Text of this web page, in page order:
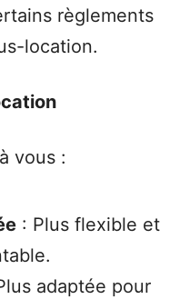
règlements
location.
vous :
: Plus flexible et
adaptée pour